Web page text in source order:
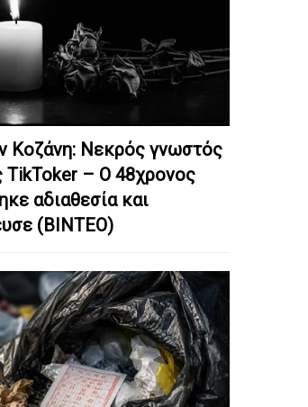
Κοζάνη: Nεκρός γνωστός
TikToker – Ο 48χρονος
αδιαθεσία και
(ΒΙΝΤΕΟ)